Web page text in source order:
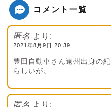
コメント一覧
匿名 より:
2021年8月9日 20:39
豊田自動車さん遠州出身の
らしいが。
匿名 より: